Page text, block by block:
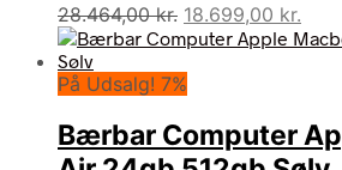
28.464,00kr. Den
oprindelige
var:
18.699,00 kr.
På Udsalg! 7%
Bærbar Computer